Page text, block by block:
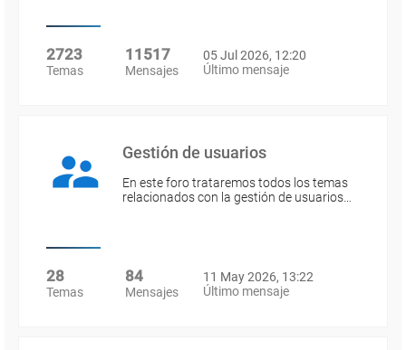
2723
Temas
11517
Mensajes
05 Jul 2026, 12:20
Último mensaje
Gestión de usuarios
En este foro trataremos todos los temas
relacionados con la gestión de usuarios…
28
Temas
84
Mensajes
11 May 2026, 13:22
Último mensaje